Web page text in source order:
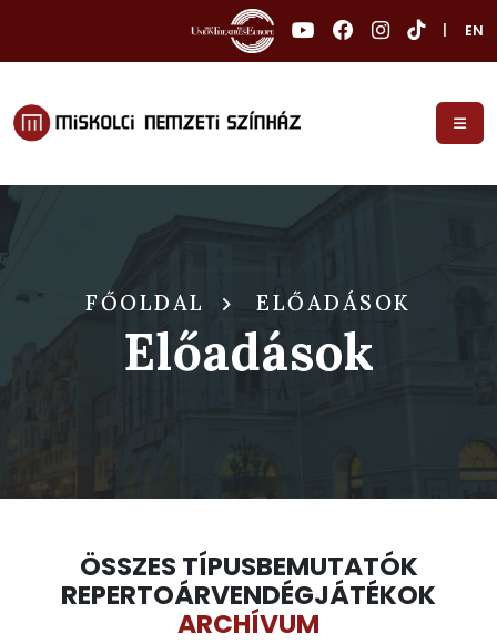
EN
FŐOLDAL ELŐADÁSOK
Előadások
ÖSSZES TÍPUSBEMUTATÓK
REPERTOÁRVENDÉGJÁTÉKOK
ARCHÍVUM